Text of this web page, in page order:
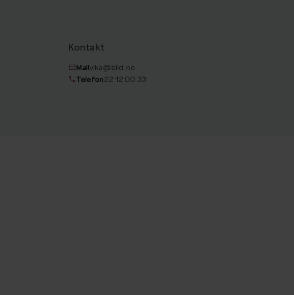
Kontakt
Mailvika@blid.no
Telefon22 12 00 33